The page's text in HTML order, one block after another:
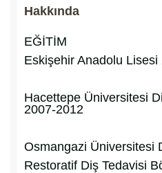
Hakkında
EĞİTİM
Eskişehir Anadolu Lisesi
Hacettepe Üniversitesi
2007-2012
Osmangazi Üniversitesi
Restoratif Diş Tedavisi